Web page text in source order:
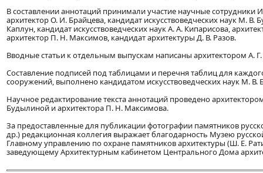
В составлении аннотаций принимали участие научные сотрудники
архитектор О. И. Брайцева, кандидат искусствоведческих наук М.
Каплун, кандидат искусствоведческих наук А. А. Кипарисова,
архитектор П. Н. Максимов, кандидат архитектуры Д. В. Разов.
Вводные статьи к отдельным выпускам написаны архитектором А.
Составление подписей под таблицами и перечня таблиц для
сооружений, выполнено кандидатом искусствоведческих наук М. В.
Научное редактирование текста аннотаций проведено
Будылиной и архитектора П. Н. Максимова.
За предоставленные для публикации фотографии памятников
др.) редакционная коллегия выражает благодарность Музею
Главному управлению по охране памятников архитектуры (Ш. Е.
заведующему Архитектурным кабинетом Центрального Дома